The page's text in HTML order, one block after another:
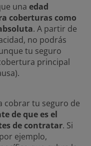
una edad
coberturas como
. A partir de
no podrás
tu seguro
principal
cobrar tu seguro de
de que es el
de contratar. Si
ejemplo,